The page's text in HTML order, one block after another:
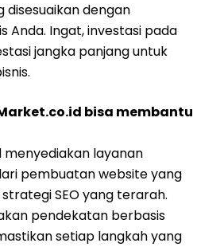
disesuaikan dengan
Anda. Ingat, investasi pada
jangka panjang untuk
bisa membantu
menyediakan layanan
pembuatan website yang
SEO yang terarah.
pendekatan berbasis
setiap langkah yang